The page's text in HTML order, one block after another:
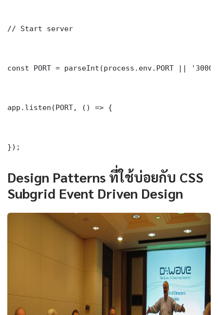
// Start server
const PORT = parseInt(process.env.PORT ||
app.listen(PORT, () => {
});
Design Patterns ที่ใช้บ่อยกับ CSS
Subgrid Event Driven Design